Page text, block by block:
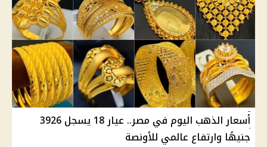
أسعار الذهب اليوم في مصر.. عيار 18 يسجل 3926
جنيهًا وارتفاع عالمي للأونصة